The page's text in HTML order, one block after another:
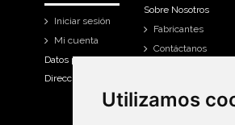
Utilizamos
Utilizamos
Iniciar sesión
Mi cuenta
Datos personales
Direcciones
Sobre Nosotros
Fabricantes
Contáctanos